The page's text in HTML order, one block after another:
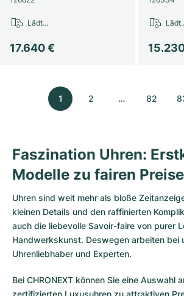
17.640 €
Lädt...
1 2 … 82
Faszination Uhren:
Modelle zu fairen
Uhren sind weit mehr als bloße
kleinen Details und den raffinierten
auch die liebevolle Savoir-faire von purer
Handwerkskunst. Deswegen arbeiten bei
Uhrenliebhaber und Experten.
Bei CHRONEXT können Sie eine Auswahl
zertifizierten Luxusuhren zu attraktiven